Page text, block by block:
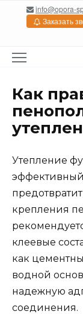
Перейтиinfo@opora-
Заказать
Как
Утепление
эффективный
крепления
клеевые
как
водной
надежную
соединения.